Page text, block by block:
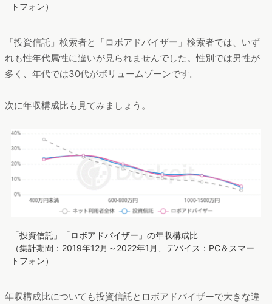
トフォン）
「投資信託」検索者と「ロボアドバイザー」検索者では、いず
れも性年代属性に違いが見られませんでした。性別では男性が
多く、年代では30代がボリュームゾーンです。
次に年収構成比も見てみましょう。
「投資信託」「ロボアドバイザー」の年収構成比
（集計期間：2019年12月～2022年1月、デバイス：PC＆スマー
トフォン）
年収構成比についても投資信託とロボアドバイザーで大きな違